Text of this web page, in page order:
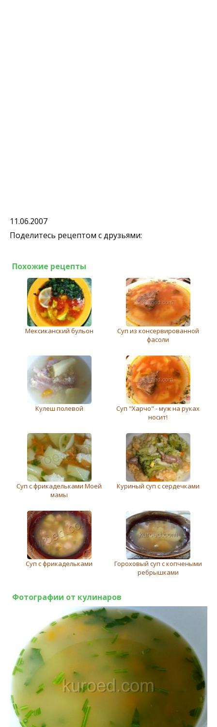
11.06.2007
Поделитесь рецептом с друзьями:
Похожие рецепты
Мексиканский бульон
Суп из консервированной
фасоли
Кулеш полевой
Суп "Харчо" - муж на руках
носит!
Суп с фрикадельками Моей
мамы
Куриный суп с сердечками
Суп с фрикадельками
Гороховый суп с копчеными
ребрышками
Фотографии от кулинаров